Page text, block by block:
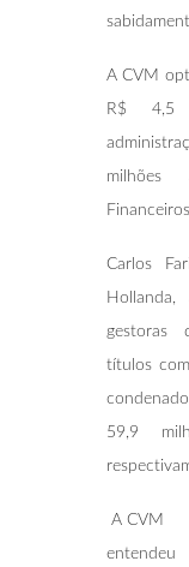
A CVM
R$ 4,5
milhões
Carlos
Hollanda,
gestoras
títulos
59,9
A CVM